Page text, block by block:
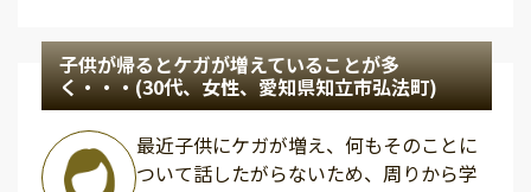
子供が帰るとケガが増えていることが多
く・・・(30代、女性、愛知県知立市弘法町)
最近子供にケガが増え、何もそのことに
ついて話したがらないため、周りから学